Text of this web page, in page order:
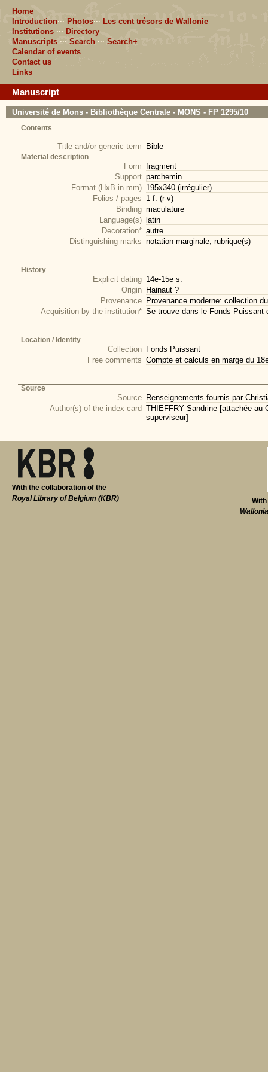
Home
Introduction··· Photos··· Les cent trésors de Wallonie
Institutions ··· Directory
Manuscripts ··· Search ··· Search+
Calendar of events
Contact us
Links
Manuscript
Université de Mons - Bibliothèque Centrale - MONS - FP 1295/10
Contents
Title and/or generic term Bible
Material description
Form fragment
Support parchemin
Format (HxB in mm) 195x340 (irrégulier)
Folios / pages 1 f. (r-v)
Binding maculature
Language(s)
latin
Decoration* autre
Distinguishing marks notation marginale, rubrique(s)
History
Explicit dating 14e-15e s.
Origin Hainaut ?
Provenance Provenance moderne: collection
Acquisition by the institution* Se trouve dans le Fonds Puissant
Location / Identity
Collection Fonds Puissant
Free comments Compte et calculs en marge du
Source
Source Renseignements fournis par
Author(s) of the index card THIEFFRY Sandrine [attachée au
superviseur]
With the collaboration of the
Royal Library of Belgium (KBR)